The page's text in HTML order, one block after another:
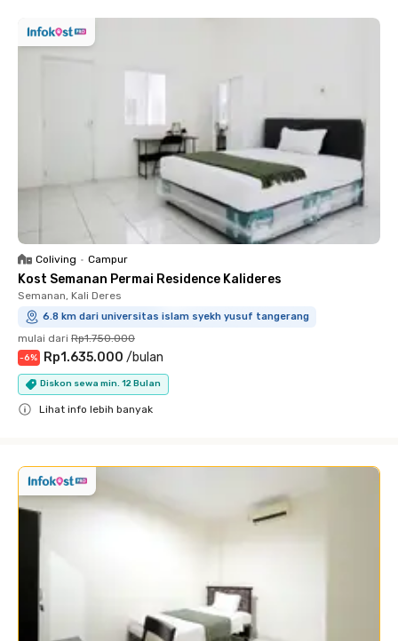
Coliving • Campur
Kost Semanan Permai Residence Kalideres
Semanan, Kali Deres
6.8 km dari universitas islam syekh yusuf tangerang
mulai dari Rp1.750.000
-6% Rp1.635.000 /bulan
Diskon sewa min. 12 Bulan
Lihat info lebih banyak